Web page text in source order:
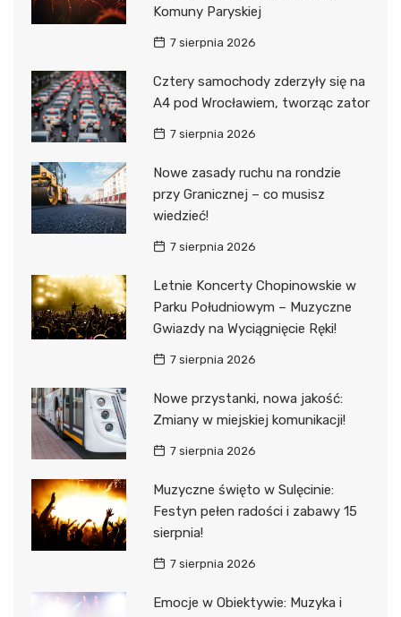
Komuny Paryskiej
7 sierpnia 2026
Cztery samochody zderzyły się na
A4 pod Wrocławiem, tworząc zator
7 sierpnia 2026
Nowe zasady ruchu na rondzie
przy Granicznej – co musisz
wiedzieć!
7 sierpnia 2026
Letnie Koncerty Chopinowskie w
Parku Południowym – Muzyczne
Gwiazdy na Wyciągnięcie Ręki!
7 sierpnia 2026
Nowe przystanki, nowa jakość:
Zmiany w miejskiej komunikacji!
7 sierpnia 2026
Muzyczne święto w Sulęcinie:
Festyn pełen radości i zabawy 15
sierpnia!
7 sierpnia 2026
Emocje w Obiektywie: Muzyka i